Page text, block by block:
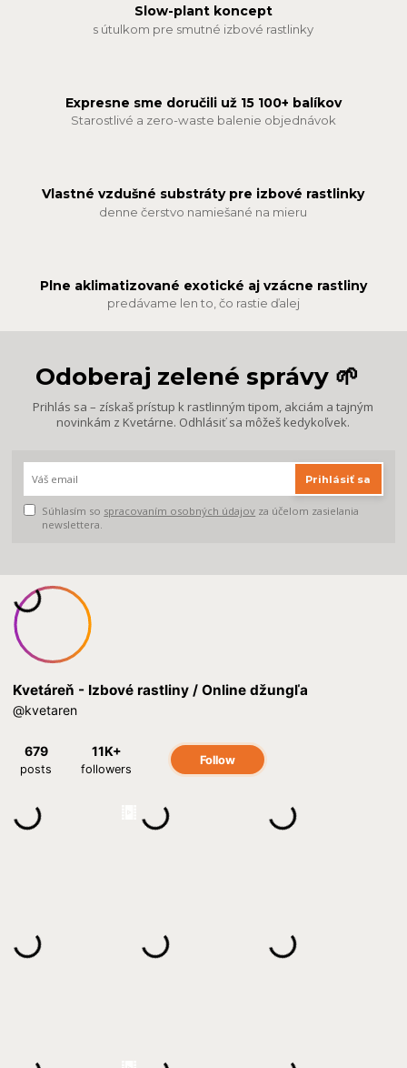
Slow-plant koncept
s útulkom pre smutné izbové rastlinky
Expresne sme doručili už 15 100+ balíkov
Starostlivé a zero-waste balenie objednávok
Vlastné vzdušné substráty pre izbové rastlinky
denne čerstvo namiešané na mieru
Plne aklimatizované exotické aj vzácne rastliny
predávame len to, čo rastie ďalej
Odoberaj zelené správy 🌱
Prihlás sa – získaš prístup k rastlinným tipom, akciám a tajným
novinkám z Kvetárne. Odhlásiť sa môžeš kedykoľvek.
Prihlásiť sa
Súhlasím so spracovaním osobných údajov za účelom zasielania
newslettera.